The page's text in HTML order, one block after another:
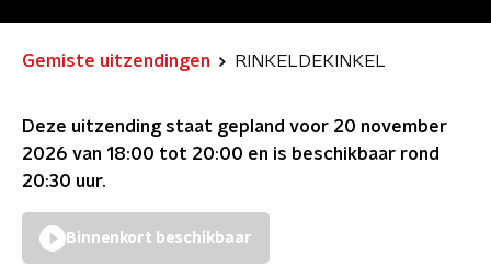
Gemiste uitzendingen RINKELDEKINKEL
Deze uitzending staat gepland voor 20 november
2026 van 18:00 tot 20:00 en is beschikbaar rond
20:30 uur.
Binnenkort beschikbaar